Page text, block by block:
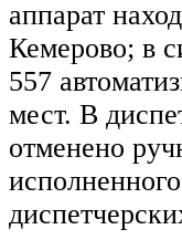
аппарат
Кемерово; в
557
мест. В
отменено